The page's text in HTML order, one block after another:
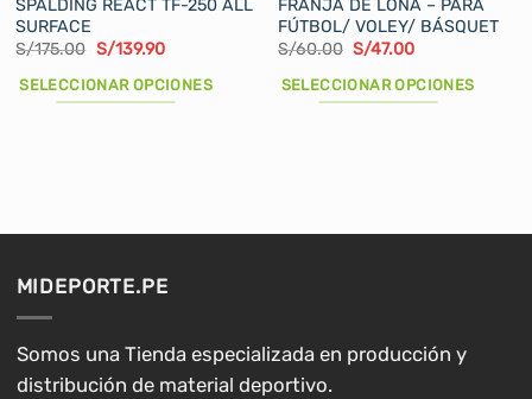
SPALDING REACT TF-250 ALL
SURFACE
S/175.00 El
original
era:
S/139.90El
actual
es:
SELECCIONAR OPCIONES
se
pueden
elegir
en
FRANJA DE LONA – PARA
FÚTBOL/ VOLEY/ BÁSQUET
S/60.00 El
original
era:
S/47.00El
actual
es:
SELECCIONAR OPCIONES
elegir
en
MIDEPORTE.PE
Somos una Tienda especializada en producción y
distribución de material deportivo.